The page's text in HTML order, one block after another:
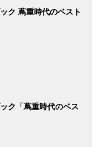
ク 蔦重時代のベスト
ク「蔦重時代のベス